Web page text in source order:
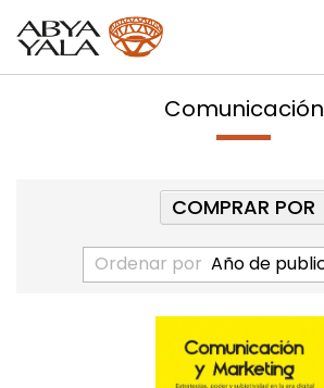
Comunicación
Ordenar por
COMPRAR POR